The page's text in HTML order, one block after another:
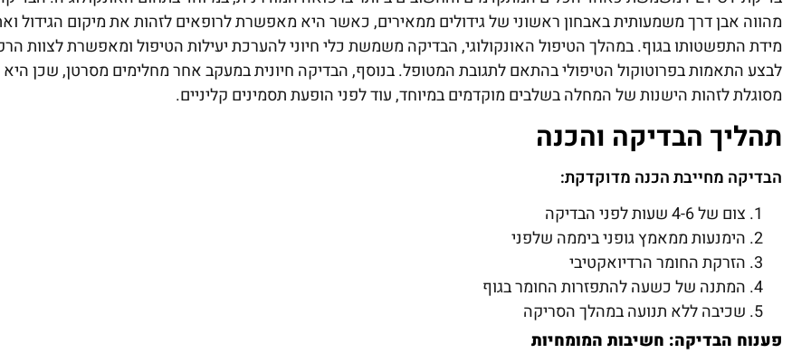
מהווה אבן דרך משמעותית באבחון ראשוני של גידולים ממאירים, כאשר היא מאפשרת לרופאים לזהות את מיקום הגידול
מידת התפשטותו בגוף. במהלך הטיפול האונקולוגי, הבדיקה משמשת כלי חיוני להערכת יעילות הטיפול ומאפשרת לצוות
לבצע התאמות בפרוטוקול הטיפולי בהתאם לתגובת המטופל. בנוסף, הבדיקה חיונית במעקב אחר מחלימים מסרטן, שכן היא
מסוגלת לזהות הישנות של המחלה בשלבים מוקדמים במיוחד, עוד לפני הופעת תסמינים קליניים.
תהליך הבדיקה והכנה
הבדיקה מחייבת הכנה מדוקדקת:
צום של 4-6 שעות לפני הבדיקה
הימנעות ממאמץ גופני ביממה שלפני
הזרקת החומר הרדיואקטיבי
המתנה של כשעה להתפזרות החומר בגוף
שכיבה ללא תנועה במהלך הסריקה
פענוח הבדיקה: חשיבות המומחיות